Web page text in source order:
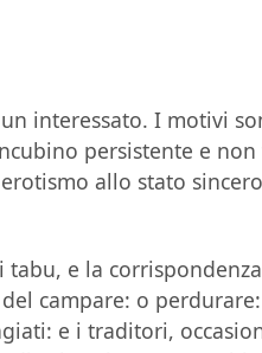
interessato. I motivi
persistente e
allo stato
e la
campare: o
e i traditori,